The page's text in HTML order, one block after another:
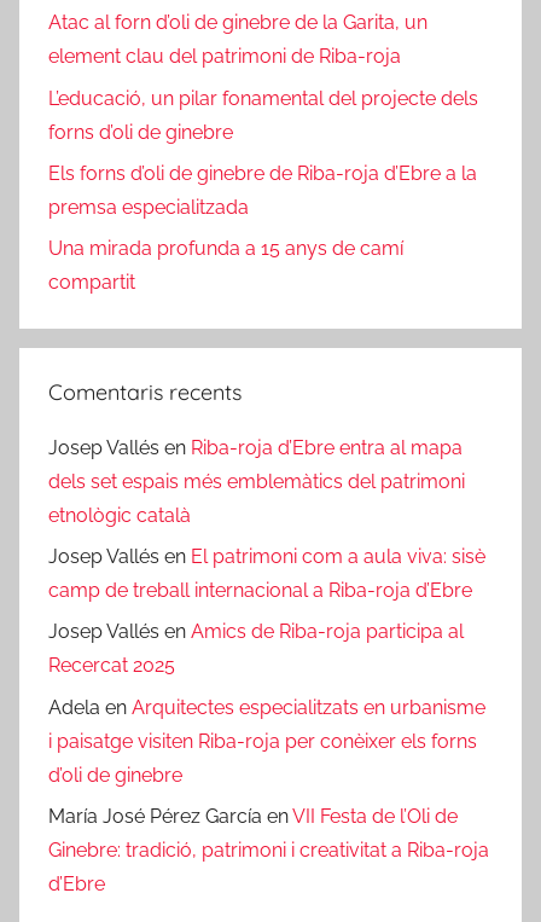
Atac al forn d’oli de ginebre de la Garita, un
element clau del patrimoni de Riba-roja
L’educació, un pilar fonamental del projecte dels
forns d’oli de ginebre
Els forns d’oli de ginebre de Riba-roja d’Ebre a la
premsa especialitzada
Una mirada profunda a 15 anys de camí
compartit
Comentaris recents
Josep Vallés en Riba-roja d’Ebre entra al mapa
dels set espais més emblemàtics del patrimoni
etnològic català
Josep Vallés en El patrimoni com a aula viva: sisè
camp de treball internacional a Riba-roja d’Ebre
Josep Vallés en Amics de Riba-roja participa al
Recercat 2025
Adela en Arquitectes especialitzats en urbanisme
i paisatge visiten Riba-roja per conèixer els forns
d’oli de ginebre
María José Pérez García enVII Festa de l’Oli de
Ginebre: tradició, patrimoni i creativitat a Riba-roja
d’Ebre